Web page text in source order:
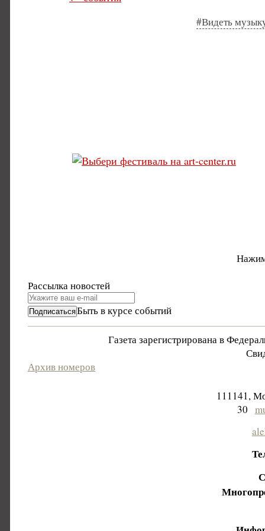
#Видеть
Рассылка новостей
Быть в курсе событий
Газета зарегистрирована в
Архив номеров
111141,
30